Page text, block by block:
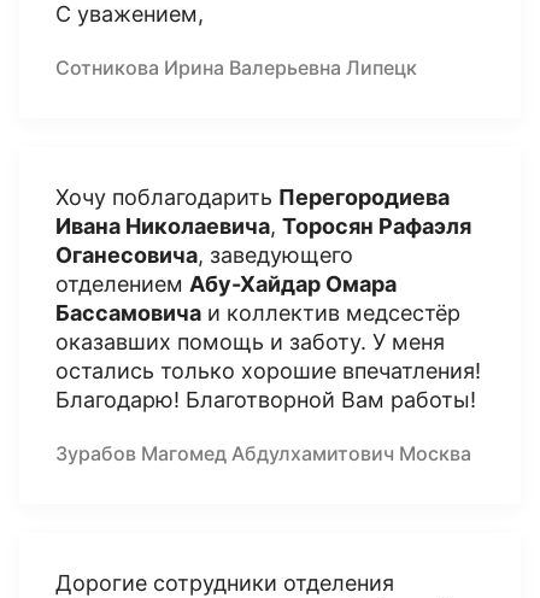
С уважением,
Сотникова Ирина Валерьевна Липецк
Хочу поблагодарить Перегородиева
Ивана Николаевича, Торосян Рафаэля
Оганесовича, заведующего
отделением Абу-Хайдар Омара
Бассамовича и коллектив медсестёр
оказавших помощь и заботу. У меня
остались только хорошие впечатления!
Благодарю! Благотворной Вам работы!
Зурабов Магомед Абдулхамитович Москва
Дорогие сотрудники отделения